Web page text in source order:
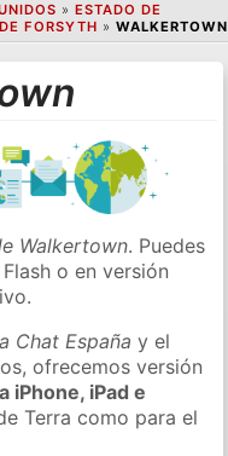
» ESTADO DE
FORSYTH » WALKERTOWN
Walkertown. Puedes
o en versión
Chat España y el
ofrecemos versión
iPhone, iPad e
Terra como para el